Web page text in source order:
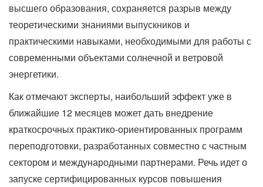
высшего образования, сохраняется разрыв между
теоретическими знаниями выпускников и
практическими навыками, необходимыми для работы с
современными объектами солнечной и ветровой
энергетики.
Как отмечают эксперты, наибольший эффект уже в
ближайшие 12 месяцев может дать внедрение
краткосрочных практико-ориентированных программ
переподготовки, разработанных совместно с частным
сектором и международными партнерами. Речь идет о
запуске сертифицированных курсов повышения